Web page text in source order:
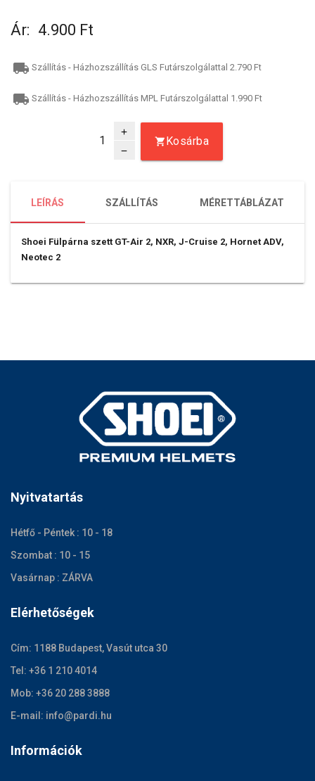
Ár: 4.900 Ft
local_shipping Szállítás - Házhozszállítás GLS Futárszolgálattal 2.790 Ft
local_shipping Szállítás - Házhozszállítás MPL Futárszolgálattal 1.990 Ft
add
remove
Kosárba
LEÍRÁS SZÁLLÍTÁS MÉRETTÁBLÁZAT
Shoei Fülpárna szett GT-Air 2, NXR, J-Cruise 2, Hornet ADV,
Neotec 2
Nyitvatartás
Hétfő - Péntek : 10 - 18
Szombat : 10 - 15
Vasárnap : ZÁRVA
Elérhetőségek
Cím: 1188 Budapest, Vasút utca 30
Tel: +36 1 210 4014
Mob: +36 20 288 3888
E-mail: info@pardi.hu
Információk